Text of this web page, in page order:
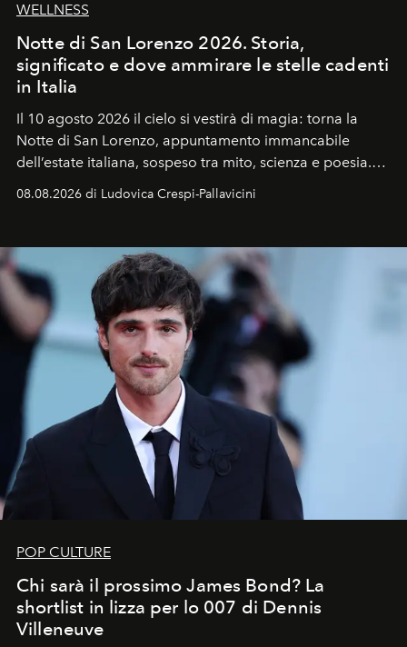
WELLNESS
Notte di San Lorenzo 2026. Storia,
significato e dove ammirare le stelle cadenti
in Italia
Il 10 agosto 2026 il cielo si vestirà di magia: torna la
Notte di San Lorenzo, appuntamento immancabile
dell’estate italiana, sospeso tra mito, scienza e poesia.
Sarà il momento in cui gli occhi si alzano verso la volta
celeste per seguire il passaggio delle
all’universo i desideri più segreti
08.08.2026 di Ludovica Crespi-Pallavicini
POP CULTURE
Chi sarà il prossimo James Bond? La
shortlist in lizza per lo 007 di Dennis
Villeneuve